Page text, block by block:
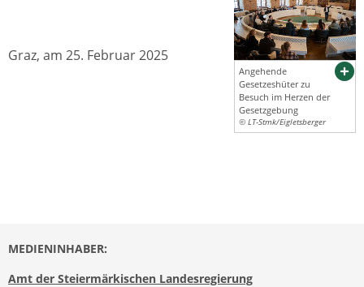
Angehende
Gesetzeshüter zu
Besuch im Herzen der
Gesetzgebung
© LT-Stmk/Eigletsberger
Graz, am 25. Februar 2025
MEDIENINHABER:
Amt der Steiermärkischen Landesregierung